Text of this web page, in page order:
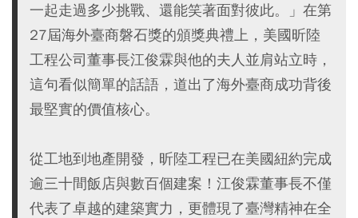
一起走過多少挑戰、還能笑著面對彼此。」在第
27屆海外臺商磐石獎的頒獎典禮上，美國昕陸
工程公司董事長江俊霖與他的夫人並肩站立時，
這句看似簡單的話語，道出了海外臺商成功背後
最堅實的價值核心。
從工地到地產開發，昕陸工程已在美國紐約完成
逾三十間飯店與數百個建案！江俊霖董事長不僅
代表了卓越的建築實力，更體現了臺灣精神在全